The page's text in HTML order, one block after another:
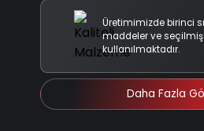
Üretimimizde birinci
maddeler ve seçilmiş
kullanılmaktadır.
Daha Fazla